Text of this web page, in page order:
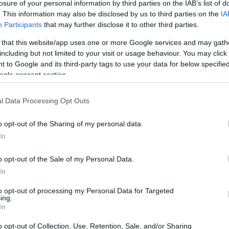
of your personal information by third parties on the IAB’s list of
This information may also be disclosed by us to third parties on the
Participants that may further disclose it to other third parties.
that this website/app uses one or more Google services and may
but not limited to your visit or usage behaviour. You may
to Google and its third-party tags to use your data for below
consent section.
Data Processing Opt Outs
opt-out of the Sharing of my personal data.
opt-out of the Sale of my Personal Data.
opt-out of processing my Personal Data for Targeted
opt-out of Collection, Use, Retention, Sale, and/or Sharing
στην πλατφόρμα myΘέρμανση θα πρέπει
2024.
Μισθωτοί του ιδιωτικού τομέα,
κατηγορίες φορολογούμενων οι
αποδοχών της ΑΑΔΕ εισέπραξαν
από το χρόνο που ανάγονται θα
2024 τροποποιητικές